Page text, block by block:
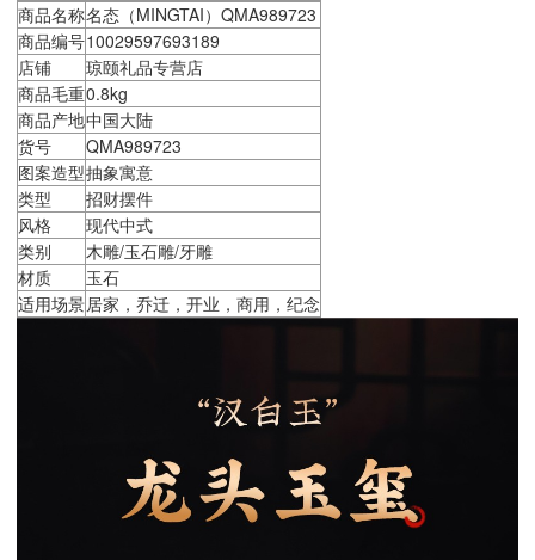
商品名称名态（MINGTAI）QMA989723
商品编号10029597693189
店铺
琼颐礼品专营店
商品毛重0.8kg
商品产地中国大陆
货号
QMA989723
图案造型抽象寓意
类型
招财摆件
风格
现代中式
类别
木雕/玉石雕/牙雕
材质
玉石
适用场景居家，乔迁，开业，商用，纪念